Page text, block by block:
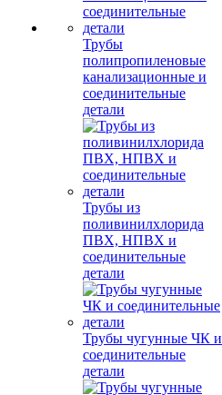
Трубы
полипропиленовые
канализационные и
соединительные
детали
Трубы из
поливинилхлорида
ПВХ, НПВХ и
соединительные
детали
Трубы чугунные ЧК и
соединительные
детали